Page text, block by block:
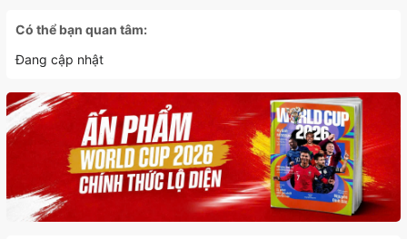
Có thể bạn quan tâm:
Đang cập nhật